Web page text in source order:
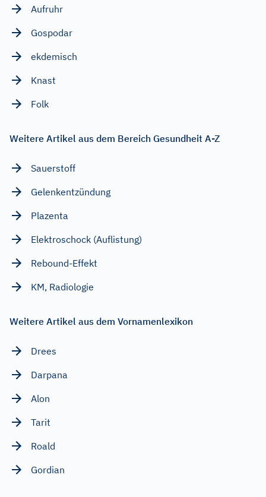
Aufruhr
Gospodar
ekdemisch
Knast
Folk
Weitere Artikel aus dem Bereich Gesundheit A-Z
Sauerstoff
Gelenkentzündung
Plazenta
Elektroschock (Auflistung)
Rebound-Effekt
KM, Radiologie
Weitere Artikel aus dem Vornamenlexikon
Drees
Darpana
Alon
Tarit
Roald
Gordian